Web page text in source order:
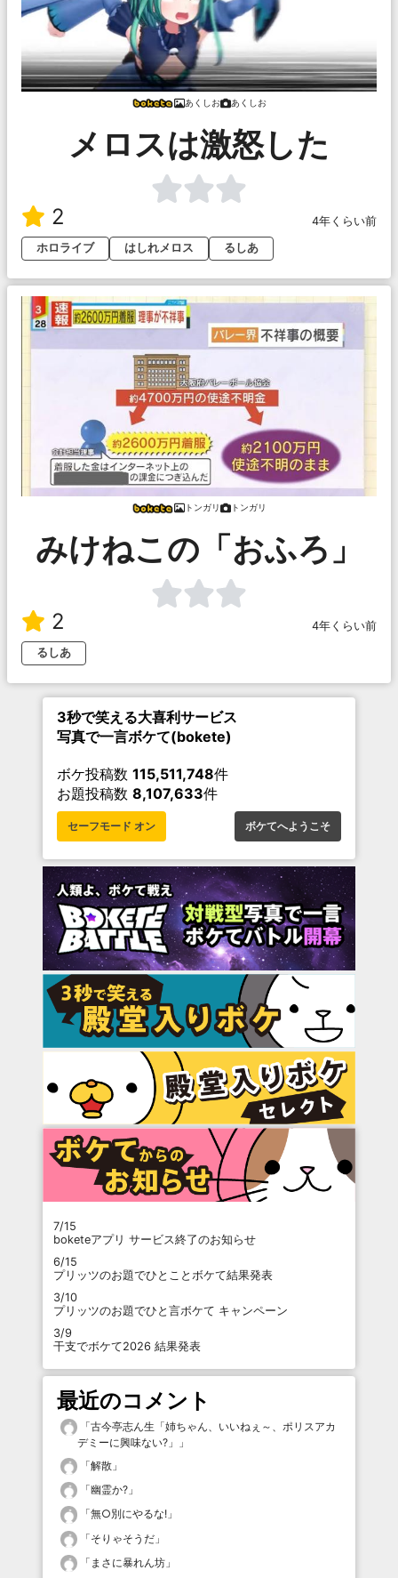
あくしお あくしお
メロスは激怒した
2
4年くらい前
ホロライブ
はしれメロス るしあ
トンガリ トンガリ
みけねこの「おふろ」
2
4年くらい前
るしあ
3秒で笑える大喜利サービス
写真で一言ボケて(bokete)
ボケ投稿数 115,511,748件
お題投稿数 8,107,633件
セーフモード オン ボケてへようこそ
7/15
boketeアプリ サービス終了のお知らせ
6/15
プリッツのお題でひとことボケて結果発表
3/10
プリッツのお題でひと言ボケて キャンペーン
3/9
干支でボケて2026 結果発表
最近のコメント
「古今亭志ん生「姉ちゃん、いいねぇ～、ポリスアカ
デミーに興味ない?」
」
「解散 」
「幽霊か? 」
「無○別にやるな! 」
「そりゃそうだ 」
「 まさに暴れん坊 」